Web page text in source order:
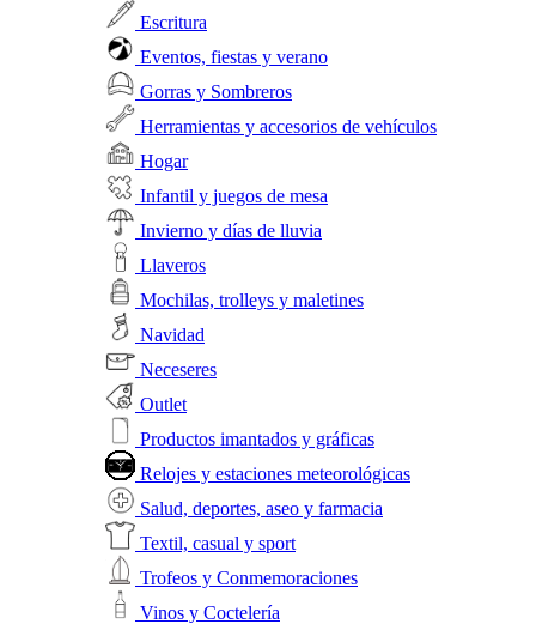
Escritura
Eventos, fiestas y verano
Gorras y Sombreros
Herramientas y accesorios de vehículos
Hogar
Infantil y juegos de mesa
Invierno y días de lluvia
Llaveros
Mochilas, trolleys y maletines
Navidad
Neceseres
Outlet
Productos imantados y gráficas
Relojes y estaciones meteorológicas
Salud, deportes, aseo y farmacia
Textil, casual y sport
Trofeos y Conmemoraciones
Vinos y Coctelería